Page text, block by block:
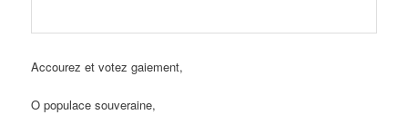
Accourez et votez gaiement,
O populace souveraine,